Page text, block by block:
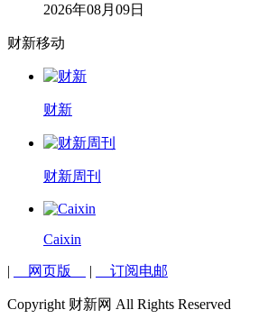
2026年08月09日
财新移动
财新
财新周刊
Caixin
| 网页版 | 订阅电邮
Copyright 财新网 All Rights Reserved